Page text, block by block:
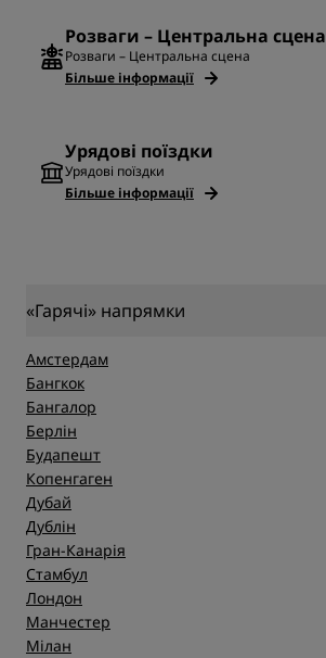
Розваги – Центральна сцена
Розваги – Центральна сцена
Більше інформації
Урядові поїздки
Урядові поїздки
Більше інформації
«Гарячі» напрямки
Амстердам
Бангкок
Бангалор
Берлін
Будапешт
Копенгаген
Дубай
Дублін
Гран-Канарія
Стамбул
Лондон
Манчестер
Мілан